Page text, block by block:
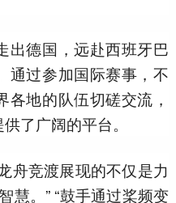
出德国，远赴西班牙巴
通过参加国际赛事，不
地的队伍切磋交流，
了广阔的平台。
舟竞渡展现的不仅是力
慧。” “鼓手通过桨频变